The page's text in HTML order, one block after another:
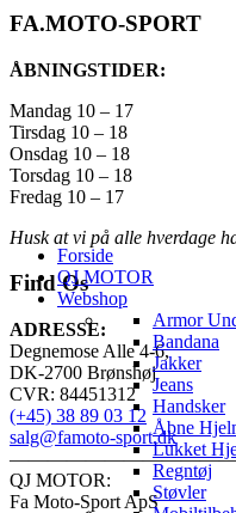
Forside
QJ MOTOR
Webshop
Armor
Bandana
Jakker
Jeans
Handsker
Åbne
Lukket
Regntøj
Støvler
FA.MOTO-SPORT
ÅBNINGSTIDER:
Mandag 10 – 17
Tirsdag 10 – 18
Onsdag 10 – 18
Torsdag 10 – 18
Fredag 10 – 17
Husk at vi på alle hverdage
Find Os
ADRESSE:
Degnemose Alle 4-6,
DK-2700 Brønshøj
CVR: 84451312
(+45) 38 89 03 12
salg@famoto-sport.dk
QJ MOTOR:
Fa Moto-Sport ApS